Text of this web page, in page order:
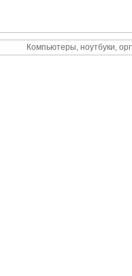
Компьютеры, ноутбуки,